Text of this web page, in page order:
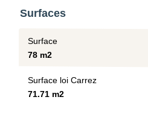
Surfaces
Surface
78 m2
Surface loi Carrez
71.71 m2